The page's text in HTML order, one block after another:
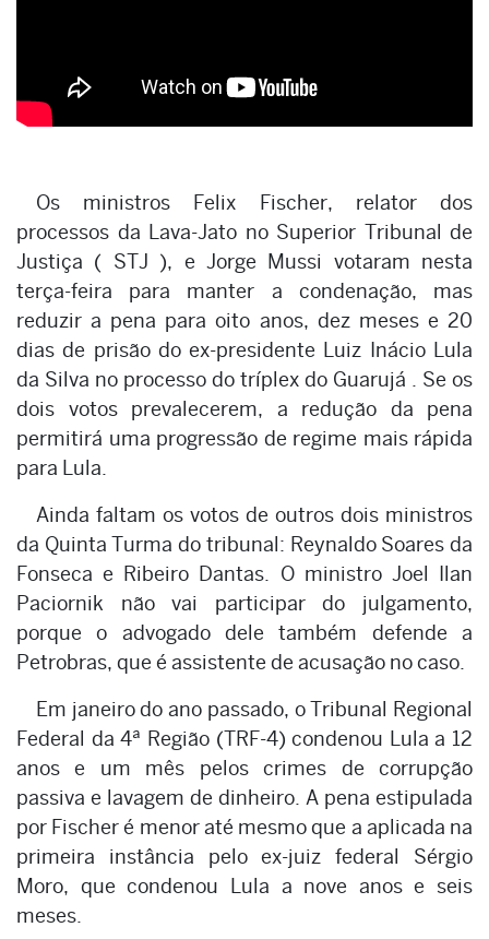
Os ministros Felix Fischer, relator dos
processos da Lava-Jato no Superior Tribunal de
Justiça ( STJ ), e Jorge Mussi votaram nesta
terça-feira para manter a condenação, mas
reduzir a pena para oito anos, dez meses e 20
dias de prisão do ex-presidente Luiz Inácio Lula
da Silva no processo do tríplex do Guarujá . Se os
dois votos prevalecerem, a redução da pena
permitirá uma progressão de regime mais rápida
para Lula.
Ainda faltam os votos de outros dois ministros
da Quinta Turma do tribunal: Reynaldo Soares da
Fonseca e Ribeiro Dantas. O ministro Joel Ilan
Paciornik não vai participar do julgamento,
porque o advogado dele também defende a
Petrobras, que é assistente de acusação no caso.
Em janeiro do ano passado, o Tribunal Regional
Federal da 4ª Região (TRF-4) condenou Lula a 12
anos e um mês pelos crimes de corrupção
passiva e lavagem de dinheiro. A pena estipulada
por Fischer é menor até mesmo que a aplicada na
primeira instância pelo ex-juiz federal Sérgio
Moro, que condenou Lula a nove anos e seis
meses.